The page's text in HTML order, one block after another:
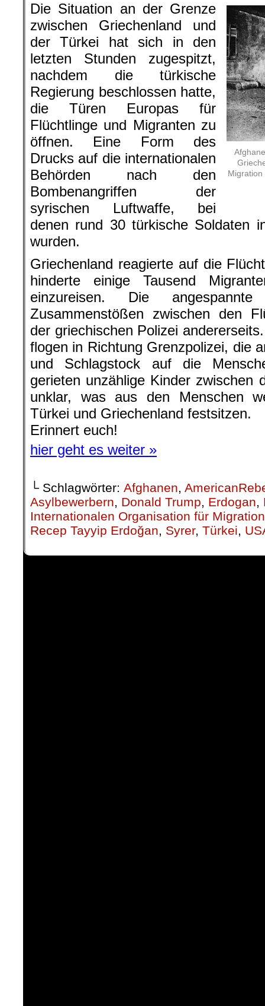
Die Situation an der Grenze
zwischen Griechenland und
der Türkei hat sich in den
letzten Stunden zugespitzt,
nachdem die türkische
Regierung beschlossen hatte,
die Türen Europas für
Flüchtlinge und Migranten zu
öffnen. Eine Form des
Drucks auf die internationalen
Behörden nach den
Bombenangriffen der
syrischen Luftwaffe, bei
denen rund 30 türkische Soldaten
wurden.
Griechenland reagierte auf die
hinderte einige Tausend
einzureisen. Die
Zusammenstößen zwischen den
der griechischen Polizei
flogen in Richtung Grenzpolizei, die
und Schlagstock auf die
gerieten unzählige Kinder zwischen
unklar, was aus den Menschen
Türkei und Griechenland festsitzen.
Erinnert euch!
hier geht es weiter »
└ Schlagwörter: Afghanen,
Asylbewerbern, Donald Trump, Erdogan,
Internationalen Organisation für
Recep Tayyip Erdoğan, Syrer, Türkei,